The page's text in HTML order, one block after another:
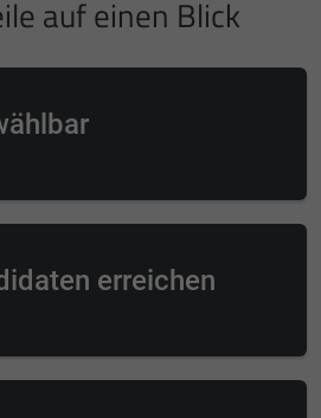
auf einen Blick
erreichen